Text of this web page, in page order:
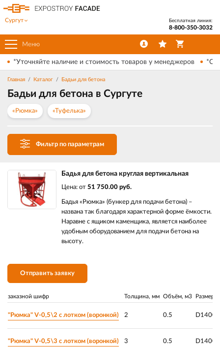
Меню
Сургут Бесплатная линия:
8-800-350-3032
*Уточняйте наличие и стоимость товаров у менеджеров
Главная Каталог Бадьи для бетона
Бадьи для бетона в Сургуте
«Рюмка» «Туфелька»
Фильтр по параметрам
Бадья для бетона круглая вертикальная
Цена: от 51 750.00 руб.
Бадья «Рюмка» (бункер для подачи бетона) –
названа так благодаря характерной форме ёмкости.
Наравне с ящиком каменщика, является наиболее
удобным оборудованием для подачи бетона на
высоту.
Отправить заявку
заказной шифр Толщина, мм Объём, м3 Размер,
"Рюмка" V-0,5\2 с лотком (воронкой) 2 0.5
"Рюмка" V-0,5\3 с лотком (воронкой) 3 0.5